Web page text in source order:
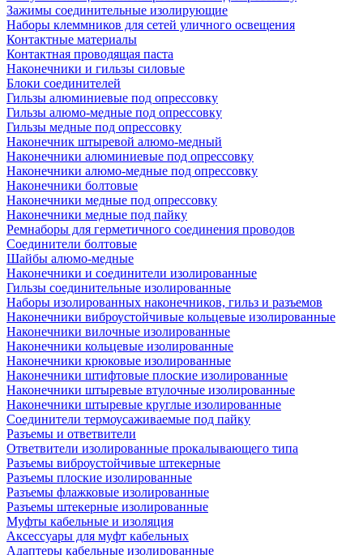
Зажимы соединительные изолирующие
Наборы клеммников для сетей уличного освещения
Контактные материалы
Контактная проводящая паста
Наконечники и гильзы силовые
Блоки соединителей
Гильзы алюминиевые под опрессовку
Гильзы алюмо-медные под опрессовку
Гильзы медные под опрессовку
Наконечник штыревой алюмо-медный
Наконечники алюминиевые под опрессовку
Наконечники алюмо-медные под опрессовку
Наконечники болтовые
Наконечники медные под опрессовку
Наконечники медные под пайку
Ремнаборы для герметичного соединения проводов
Соединители болтовые
Шайбы алюмо-медные
Наконечники и соединители изолированные
Гильзы соединительные изолированные
Наборы изолированных наконечников, гильз и разъемов
Наконечники виброустойчивые кольцевые изолированные
Наконечники вилочные изолированные
Наконечники кольцевые изолированные
Наконечники крюковые изолированные
Наконечники штифтовые плоские изолированные
Наконечники штыревые втулочные изолированные
Наконечники штыревые круглые изолированные
Соединители термоусаживаемые под пайку
Разъемы и ответвители
Ответвители изолированные прокалывающего типа
Разъемы виброустойчивые штекерные
Разъемы плоские изолированные
Разъемы флажковые изолированные
Разъемы штекерные изолированные
Муфты кабельные и изоляция
Аксессуары для муфт кабельных
Адаптеры кабельные изолированные